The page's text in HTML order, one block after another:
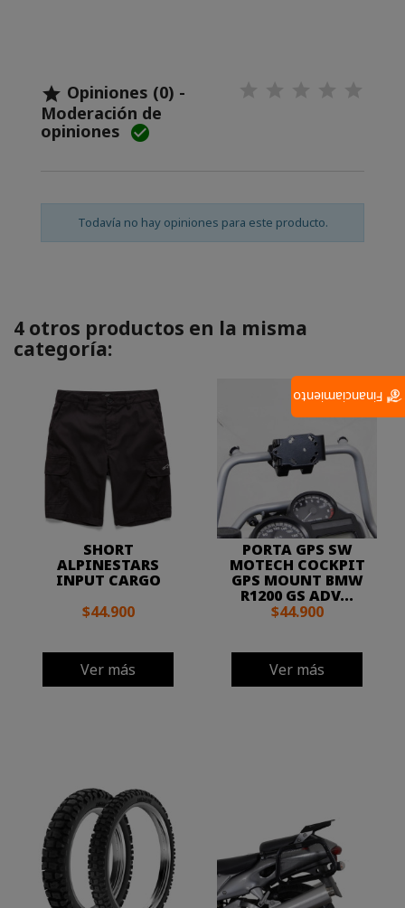
 Opiniones (0) -
Moderación de
opiniones 
Todavía no hay opiniones para este producto.
4 otros productos en la misma
categoría:
SHORT
ALPINESTARS
INPUT CARGO
$44.900
Ver más
PORTA GPS SW
MOTECH COCKPIT
GPS MOUNT BMW
R1200 GS ADV...
$44.900
Ver más
Financiamiento